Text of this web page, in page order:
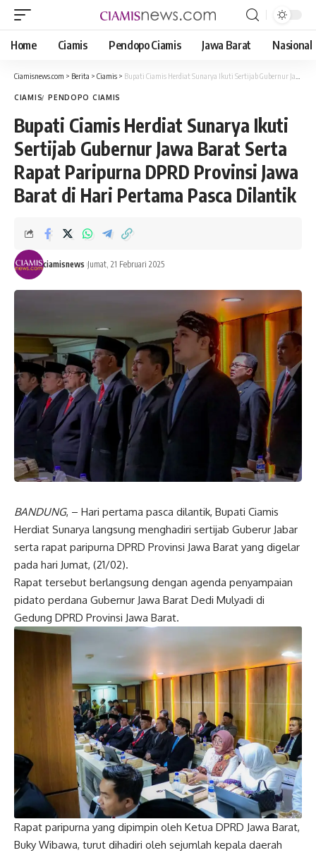
Home Ciamis Pendopo Ciamis Jawa Barat Nasional
Ciamisnews.com > Berita > Ciamis > Bupati Ciamis Herdiat Sunarya Ikuti Sertijab Gubernur Jawa Barat Serta Rapat Paripurna DPRD Provinsi Jawa Barat di Hari Pertama Pasca Dilantik
CIAMIS PENDOPO CIAMIS
Bupati Ciamis Herdiat Sunarya Ikuti
Sertijab Gubernur Jawa Barat Serta
Rapat Paripurna DPRD Provinsi Jawa
Barat di Hari Pertama Pasca Dilantik
ciamisnews Jumat, 21 Februari 2025
BANDUNG, – Hari pertama pasca dilantik, Bupati Ciamis
Herdiat Sunarya langsung menghadiri sertijab Guberur Jabar
serta rapat paripurna DPRD Provinsi Jawa Barat yang digelar
pada hari Jumat, (21/02).
Rapat tersebut berlangsung dengan agenda penyampaian
pidato perdana Gubernur Jawa Barat Dedi Mulyadi di
Gedung DPRD Provinsi Jawa Barat.
Rapat paripurna yang dipimpin oleh Ketua DPRD Jawa Barat,
Buky Wibawa, turut dihadiri oleh sejumlah kepala daerah